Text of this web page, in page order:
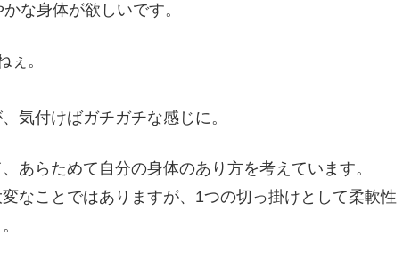
な身体が欲しいです。
ぇ。
気付けばガチガチな感じに。
あらためて自分の身体のあり方を考えています。
なことではありますが、1つの切っ掛けとして柔軟性